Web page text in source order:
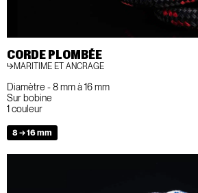
CORDE PLOMBÉE
MARITIME ET ANCRAGE
Diamètre - 8 mm à 16 mm
Sur bobine
1 couleur
8 → 16 mm